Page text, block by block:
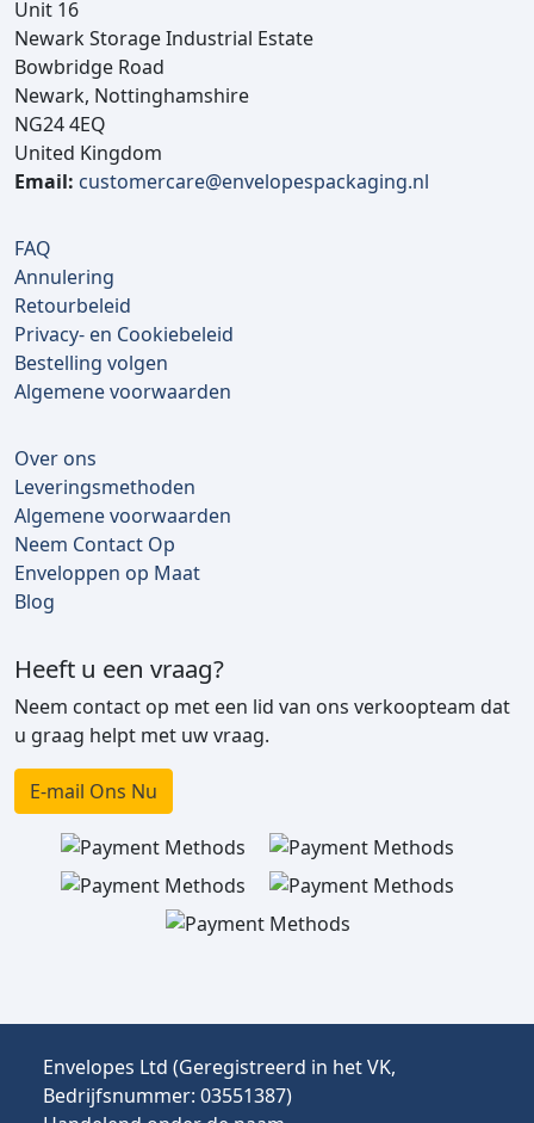
Unit 16
Newark Storage Industrial Estate
Bowbridge Road
Newark, Nottinghamshire
NG24 4EQ
United Kingdom
Email: customercare@envelopespackaging.nl
FAQ
Annulering
Retourbeleid
Privacy- en Cookiebeleid
Bestelling volgen
Algemene voorwaarden
Over ons
Leveringsmethoden
Algemene voorwaarden
Neem Contact Op
Enveloppen op Maat
Blog
Heeft u een vraag?
Neem contact op met een lid van ons verkoopteam dat
u graag helpt met uw vraag.
E-mail Ons Nu
Envelopes Ltd (Geregistreerd in het VK,
Bedrijfsnummer: 03551387)